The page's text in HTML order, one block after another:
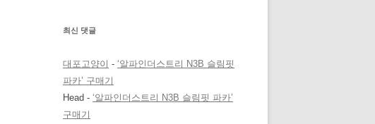
최신 댓글
대포고양이 - ‘알파인더스트리 N3B 슬림핏
파카’ 구매기
Head - ‘알파인더스트리 N3B 슬림핏 파카’
구매기